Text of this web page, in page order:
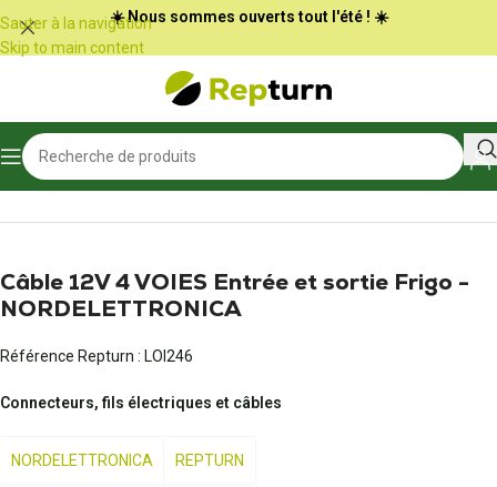
Panneau de gestion des cookies
Sauter à la navigation
Skip to main content
☀️ Nous sommes ouverts tout l'été ! ☀️
Accueil
Câble 12V 4 VOIES Entrée et sortie Frigo -
NORDELETTRONICA
Référence Repturn : LOI246
Connecteurs, fils électriques et câbles
NORDELETTRONICA REPTURN